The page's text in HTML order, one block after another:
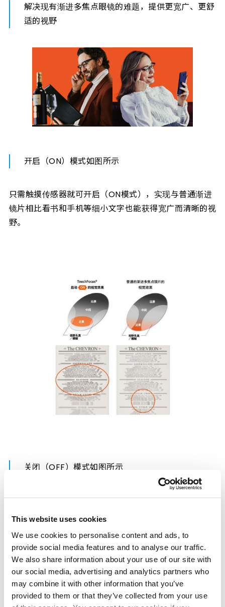
This website uses cookies
We use cookies to personalise content and ads, to
provide social media features and to analyse our traffic.
We also share information about your use of our site with
our social media, advertising and analytics partners who
may combine it with other information that you’ve
provided to them or that they’ve collected from your use
解决现有渐进多焦点眼镜的难题，提供更宽广、更舒
适的视野
开启（ON）模式如图所示
只需触摸传感器就可开启（ON模式），实现与普通渐进
镜片相比看书和手机等细小文字也能获得宽广而清晰的视
野。
关闭（OFF）模式如图所示
关闭（OFF模式）下，近用度数被隐藏，呈现中，远距离
视野。相比普通的渐进多焦点镜片视野更宽广，失真感更